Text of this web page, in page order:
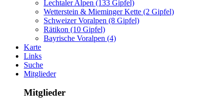
Lechtaler Alpen (133 Gipfel)
Wetterstein & Mieminger Kette (2 Gipfel)
Schweizer Voralpen (8 Gipfel)
Rätikon (10 Gipfel)
Bayrische Voralpen (4)
Karte
Links
Suche
Mitglieder
Mitglieder